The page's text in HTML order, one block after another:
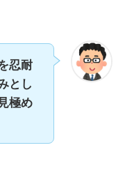
忍耐
とし
極め